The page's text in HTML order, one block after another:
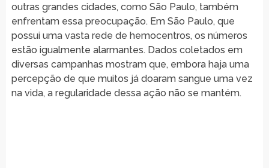
outras grandes cidades, como São Paulo, também
enfrentam essa preocupação. Em São Paulo, que
possui uma vasta rede de hemocentros, os números
estão igualmente alarmantes. Dados coletados em
diversas campanhas mostram que, embora haja uma
percepção de que muitos já doaram sangue uma vez
na vida, a regularidade dessa ação não se mantém.